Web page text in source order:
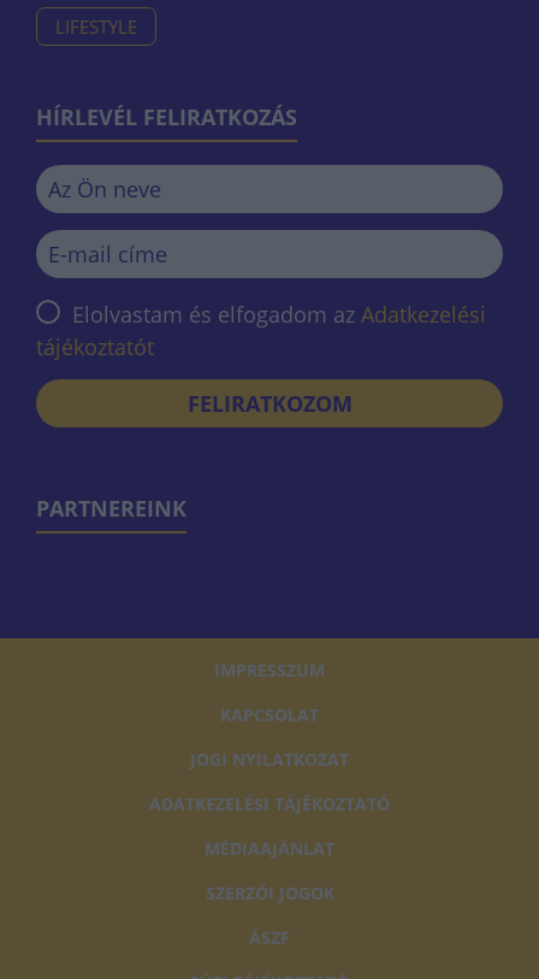
LIFESTYLE
HÍRLEVÉL FELIRATKOZÁS
Elolvastam és elfogadom az Adatkezelési
tájékoztatót
FELIRATKOZOM
PARTNEREINK
IMPRESSZUM
KAPCSOLAT
JOGI NYILATKOZAT
ADATKEZELÉSI TÁJÉKOZTATÓ
MÉDIAAJÁNLAT
SZERZŐI JOGOK
ÁSZF